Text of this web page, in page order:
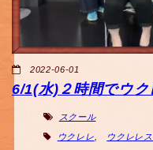
2022-06-01
6/1(水)２時間でウ
スクール
ウクレレ ウクレレ